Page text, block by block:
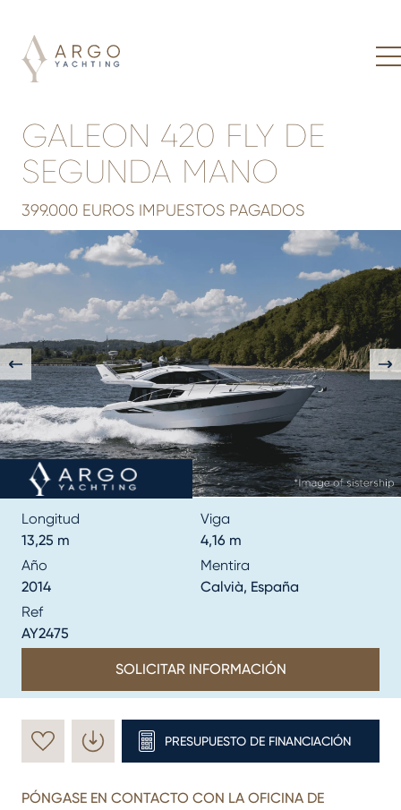
GALEON 420 FLY DE
SEGUNDA MANO
399.000 EUROS IMPUESTOS PAGADOS
Longitud
13,25 m
Viga
4,16 m
Año
2014
Mentira
Calvià, España
Ref
AY2475
SOLICITAR INFORMACIÓN
PRESUPUESTO DE FINANCIACIÓN
PÓNGASE EN CONTACTO CON LA OFICINA DE